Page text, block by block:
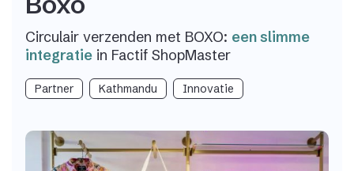
Circulair verzenden met BOXO: een slimme
integratie in Factif ShopMaster
Partner Kathmandu Innovatie